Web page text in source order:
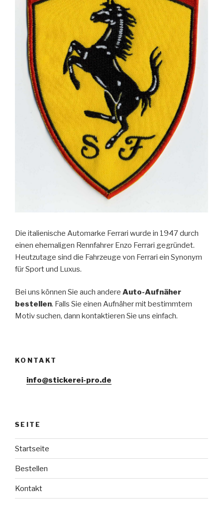
Die italienische Automarke Ferrari wurde in 1947 durch
einen ehemaligen Rennfahrer Enzo Ferrari gegründet.
Heutzutage sind die Fahrzeuge von Ferrari ein Synonym
für Sport und Luxus.
Bei uns können Sie auch andere Auto-Aufnäher
bestellen. Falls Sie einen Aufnäher mit bestimmtem
Motiv suchen, dann kontaktieren Sie uns einfach.
KONTAKT
info@stickerei-pro.de
SEITE
Startseite
Bestellen
Kontakt